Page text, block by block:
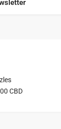
CBD